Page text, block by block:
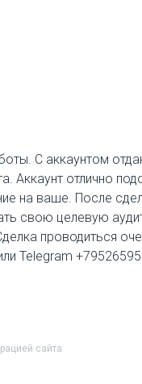
С аккаунтом
Аккаунт отлично
на ваше. После
свою целевую
проводиться
Telegram
сайта